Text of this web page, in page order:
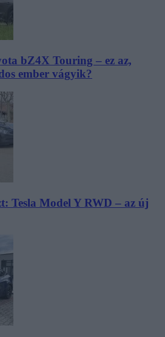
bZ4X Touring – ez az,
ember vágyik?
Tesla Model Y RWD – az új